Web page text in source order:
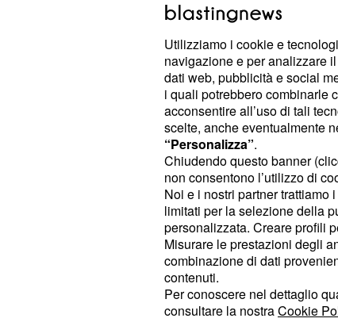
Intanto Umberto sarà convinto
Market potrà avere più
farà nuovamente un passo
operarsi. Irene, la figlia di Anna
un suo disegno. In seguito
chiamata telefonica di Sandro.
invitata a casa Amato, per
Salvatore.
Utilizziamo i cookie e
navigazione e per analizzare
dati web, pubblicità e social
i quali potrebbero combinarle
acconsentire all’uso di tali
scelte, anche eventualmente
“Personalizza”.
Chiudendo questo banner
non consentono l’utilizzo di
Noi e i nostri partner
limitati per la selezione della
personalizzata. Creare profili
Misurare le prestazioni degli
combinazione di dati
contenuti.
Per conoscere nel dettaglio
consultare la nostraCookie